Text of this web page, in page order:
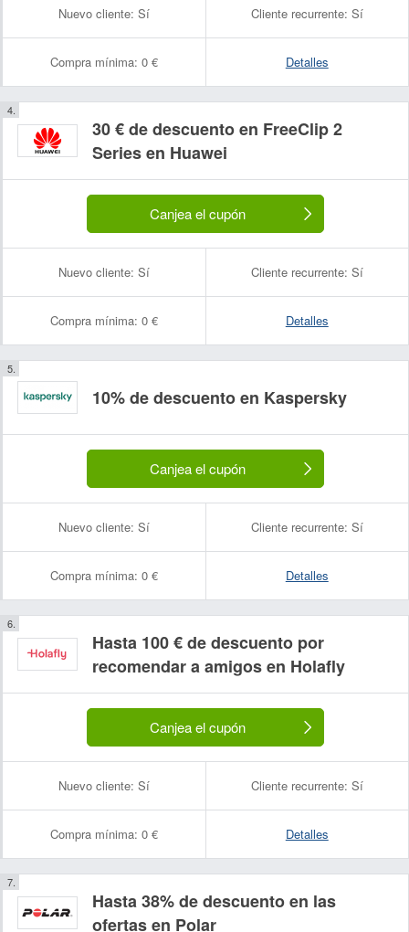
Nuevo cliente: Sí Cliente recurrente: Sí
Compra mínima: 0 € Detalles
30 € de descuento en FreeClip 2
Series en Huawei
Canjea el cupón
Nuevo cliente: Sí Cliente recurrente: Sí
Compra mínima: 0 € Detalles
10% de descuento en Kaspersky
Canjea el cupón
Nuevo cliente: Sí Cliente recurrente: Sí
Compra mínima: 0 € Detalles
Hasta 100 € de descuento por
recomendar a amigos en Holafly
Canjea el cupón
Nuevo cliente: Sí Cliente recurrente: Sí
Compra mínima: 0 € Detalles
Hasta 38% de descuento en las
ofertas en Polar